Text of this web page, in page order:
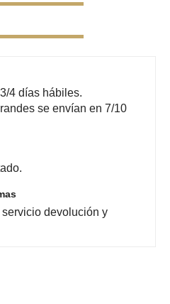
4 días hábiles.
se envían en 7/10
devolución y